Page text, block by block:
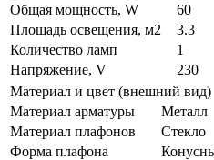
Общая мощность, W
60
Площадь освещения, м2
3.3
Количество ламп
1
Напряжение, V
230
Материал и цвет (внешний вид)
Материал арматуры
Металл
Материал плафонов
Стекло
Форма плафона